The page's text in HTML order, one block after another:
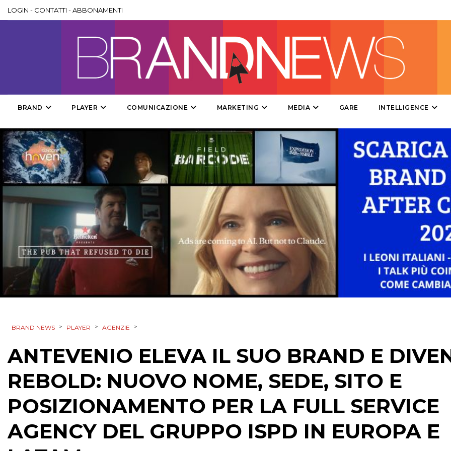
CINEMA
DIGITALE
EDITORIA
ESTERNA
RADIO / AUDIO
DATI
NORMATIVE
TREND
CASE HISTORY
OPINIONI
LOGIN - CONTATTI -ABBONAMENTI
BRAND PLAYER COMUNICAZIONE MARKETING MEDIA GARE INTELLIGENCE
BRAND NEWS > PLAYER > AGENZIE >
ANTEVENIO ELEVA IL SUO BRAND E
REBOLD: NUOVO NOME, SEDE, SITO E
POSIZIONAMENTO PER LA FULL SERVICE
AGENCY DEL GRUPPO ISPD IN EUROPA E